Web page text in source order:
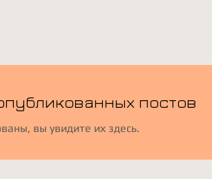
постов
вы увидите их здесь.